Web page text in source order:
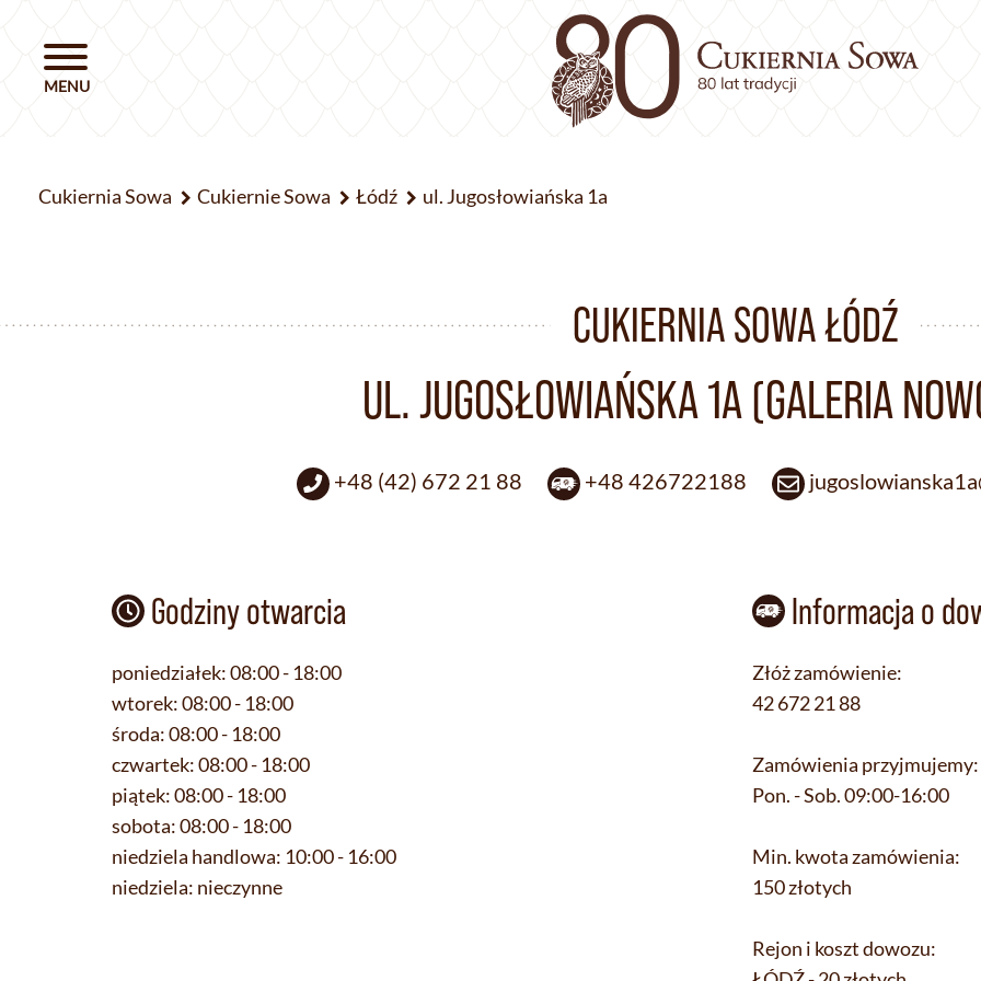
Cukiernia Sowa Cukiernie Sowa Łódź ul. Jugosłowiańska 1a
CUKIERNIA SOWA ŁÓDŹ
UL. JUGOSŁOWIAŃSKA 1A (GALERIA
+48 (42) 672 21 88 +48 426722188
Godziny otwarcia
poniedziałek:08:00 - 18:00
wtorek:08:00 - 18:00
środa:08:00 - 18:00
czwartek:08:00 - 18:00
piątek:08:00 - 18:00
sobota:08:00 - 18:00
niedziela handlowa: 10:00 - 16:00
niedziela: nieczynne
Informacja o
Złóż zamówienie:
42 672 21 88
Zamówienia przyjmujemy:
Pon. - Sob. 09:00-16:00
Min. kwota zamówienia:
150 złotych
Rejon i koszt dowozu: